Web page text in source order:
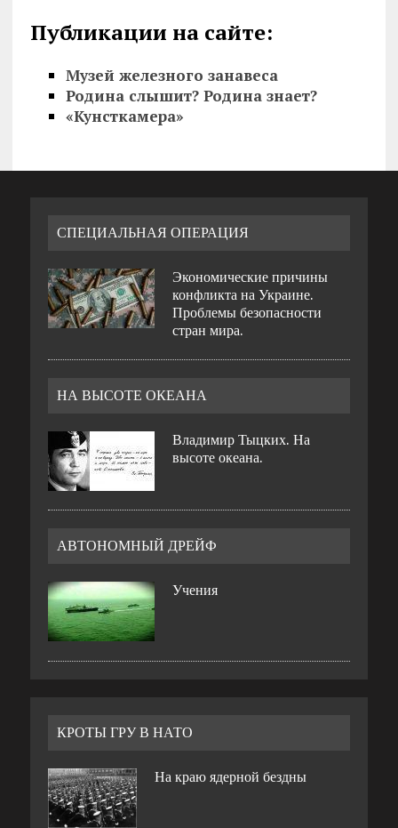
Публикации на сайте:
Музей железного занавеса
Родина слышит? Родина знает?
«Кунсткамера»
СПЕЦИАЛЬНАЯ ОПЕРАЦИЯ
Экономические причины
конфликта на Украине.
Проблемы безопасности
стран мира.
НА ВЫСОТЕ ОКЕАНА
Владимир Тыцких. На
высоте океана.
АВТОНОМНЫЙ ДРЕЙФ
Учения
КРОТЫ ГРУ В НАТО
На краю ядерной бездны